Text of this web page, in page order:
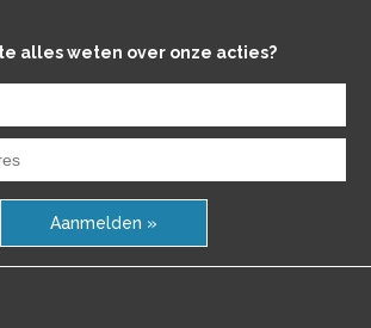
alles weten over onze acties?
Aanmelden »